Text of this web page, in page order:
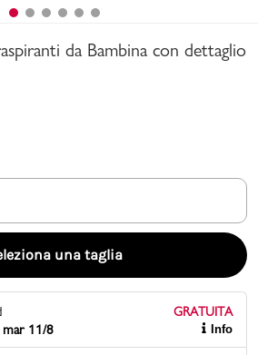
da Bambina con dettaglio
una taglia
GRATUITA
mar 11/8 Info